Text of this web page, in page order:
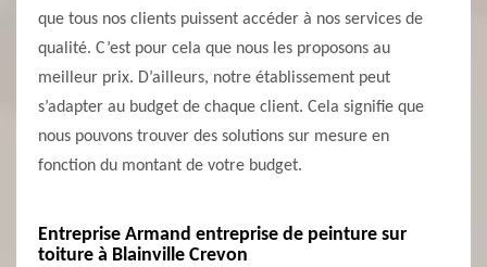
que tous nos clients puissent accéder à nos services de
qualité. C’est pour cela que nous les proposons au
meilleur prix. D’ailleurs, notre établissement peut
s’adapter au budget de chaque client. Cela signifie que
nous pouvons trouver des solutions sur mesure en
fonction du montant de votre budget.
Entreprise Armand entreprise de peinture sur
toiture à Blainville Crevon